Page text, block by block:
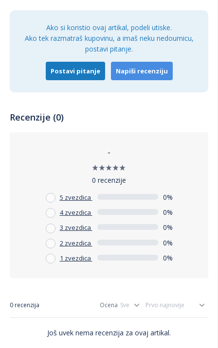
Ako si koristio ovaj artikal, podeli utiske.
Ako tek razmatraš kupovinu, a imaš neku nedoumicu,
postavi pitanje.
Postavi pitanje Napiši recenziju
Recenzije (0)
-
0 recenzije
5 zvezdica 0%
4 zvezdica 0%
3 zvezdica 0%
2 zvezdica 0%
1 zvezdica 0%
0 recenzija Ocena
Još uvek nema recenzija za ovaj artikal.